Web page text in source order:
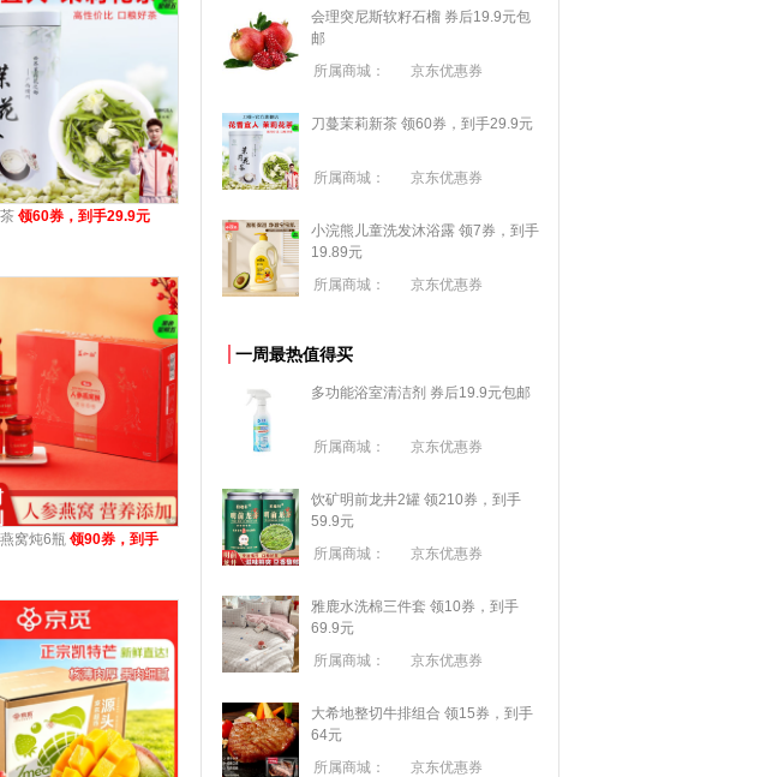
领60券，到手29.9元
窝炖6瓶 领90券，到手
会理突尼斯软籽石榴 券后19.9元包
邮
所属商城：
京东优惠券
刀蔓茉莉新茶 领60券，到手29.9元
所属商城： 京东优惠券
小浣熊儿童洗发沐浴露 领7券，到手
19.89元
所属商城：
京东优惠券
一周最热值得买
多功能浴室清洁剂 券后19.9元包邮
所属商城： 京东优惠券
饮矿明前龙井2罐 领210券，到手
59.9元
所属商城：
京东优惠券
雅鹿水洗棉三件套 领10券，到手
69.9元
所属商城：
京东优惠券
大希地整切牛排组合 领15券，到手
64元
所属商城：
京东优惠券